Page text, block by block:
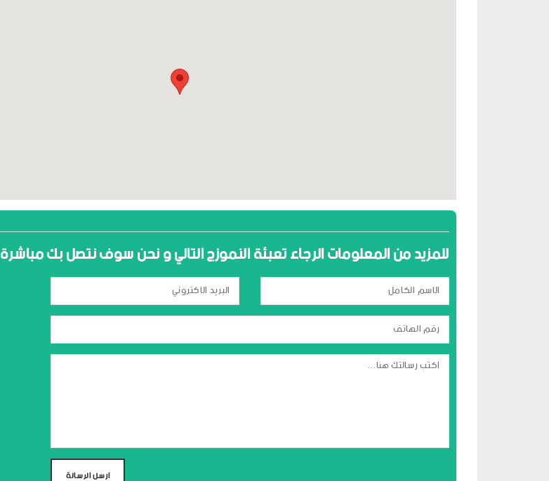
للمزيد من المعلومات الرجاء تعبئة النموزج التالي و نحن سوف نتصل بك مباشرة